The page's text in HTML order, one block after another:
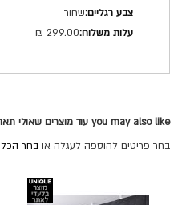
שחור
299.00 ₪
you may also like עוד מוצרים שאולי תאהבו
בחר פריטים להוספה לעגלה או בחר הכל